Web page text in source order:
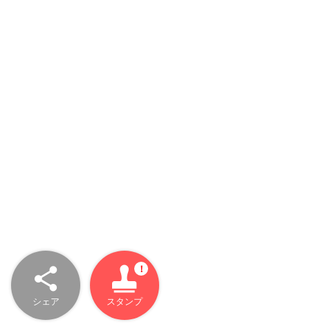
シェア スタンプ